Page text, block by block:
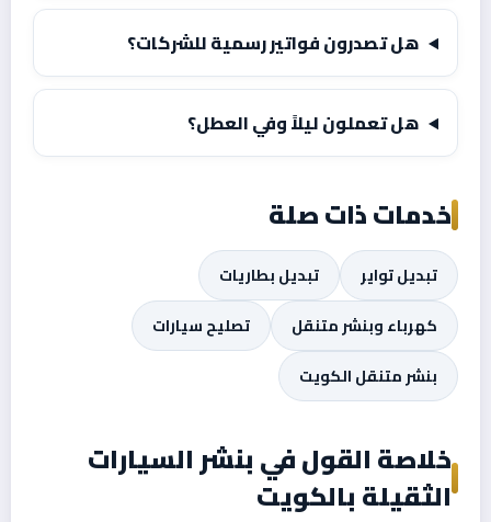
هل تصدرون فواتير رسمية للشركات؟
هل تعملون ليلاً وفي العطل؟
خدمات ذات صلة
تبديل تواير
تبديل بطاريات
كهرباء وبنشر متنقل
تصليح سيارات
بنشر متنقل الكويت
خلاصة القول في بنشر السيارات
الثقيلة بالكويت